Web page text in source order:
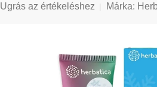
Ugrás az értékeléshez Márka: